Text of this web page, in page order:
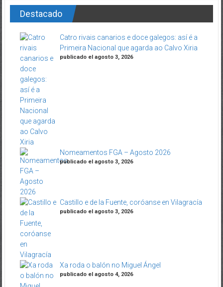
Destacado
Catro rivais canarios e doce galegos: así é a
Primeira Nacional que agarda ao Calvo Xiria
publicado el agosto 3, 2026
Nomeamentos FGA – Agosto 2026
publicado el agosto 3, 2026
Castillo e de la Fuente, coróanse en Vilagracía
publicado el agosto 3, 2026
Xa roda o balón no Miguel Ángel
publicado el agosto 4, 2026